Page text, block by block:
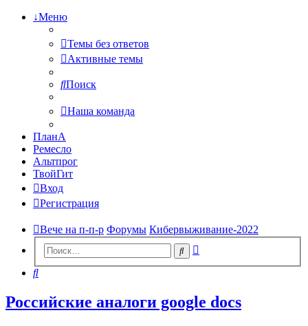
↓Меню
Темы без ответов
Активные темы
Поиск
Наша команда
ПланА
Ремесло
Альтпрог
ТвойГит
Вход
Регистрация
Вече на п-п-р Форумы Кибервыживание-2022
Поиск
Поиск
Российские аналоги google docs